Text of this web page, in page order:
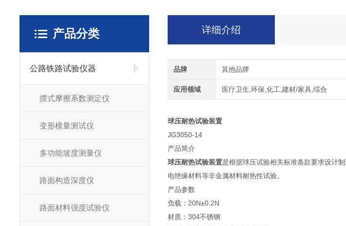
产品分类
公路铁路试验仪器
摆式摩擦系数测定仪
变形模量测试仪
多功能坡度测量仪
路面构造深度仪
路面材料强度试验仪
详细介绍
品牌 其他品牌
应用领域 医疗卫生,环保,化工,建材/家具,综合
球压耐热试验装置
JG3050-14
产品简介
球压耐热试验装置是根据球压试验相关标准条款要求设计
电绝缘材料等非金属材料耐热性试验。
产品参数
负载：20N±0.2N
材质：304不锈钢